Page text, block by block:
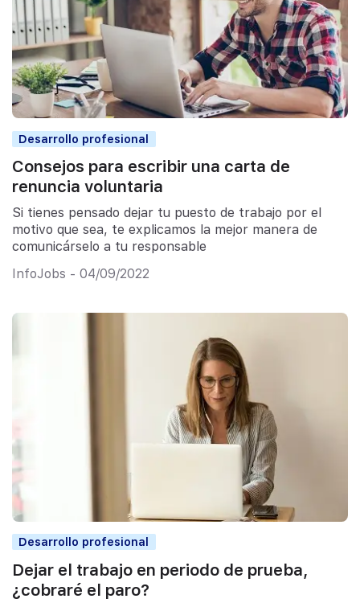
Desarrollo profesional
Consejos para escribir una carta de
renuncia voluntaria
Si tienes pensado dejar tu puesto de trabajo por el
motivo que sea, te explicamos la mejor manera de
comunicárselo a tu responsable
InfoJobs - 04/09/2022
Desarrollo profesional
Dejar el trabajo en periodo de prueba,
¿cobraré el paro?